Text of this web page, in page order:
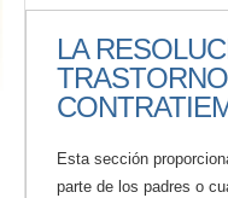
LA
Esta sección
parte de los padres o